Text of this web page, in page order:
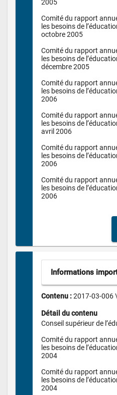
2005
Comité du rapport
les besoins de
octobre 2005
Comité du rapport
les besoins de
décembre 2005
Comité du rapport
les besoins de
2006
Comité du rapport
les besoins de
avril 2006
Comité du rapport
les besoins de
2006
Comité du rapport
les besoins de
2006
Informations
Contenu : 2017-03-006
Détail du contenu
Conseil supérieur de
Comité du rapport
les besoins de
2004
Comité du rapport
les besoins de
2004